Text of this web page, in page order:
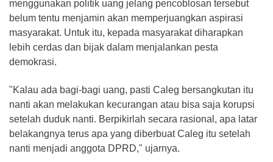
menggunakan politik uang jelang pencoblosan tersebut
belum tentu menjamin akan memperjuangkan aspirasi
masyarakat. Untuk itu, kepada masyarakat diharapkan
lebih cerdas dan bijak dalam menjalankan pesta
demokrasi.
"Kalau ada bagi-bagi uang, pasti Caleg bersangkutan itu
nanti akan melakukan kecurangan atau bisa saja korupsi
setelah duduk nanti. Berpikirlah secara rasional, apa latar
belakangnya terus apa yang diberbuat Caleg itu setelah
nanti menjadi anggota DPRD," ujarnya.